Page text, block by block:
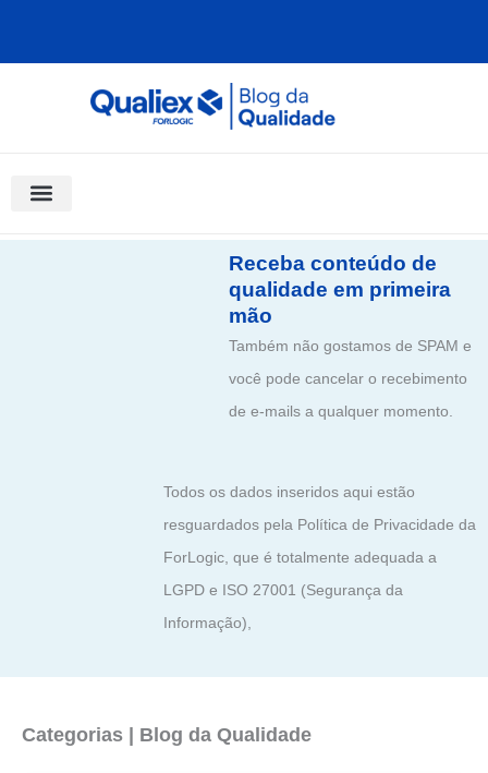
Receba conteúdo de
qualidade em primeira
mão
Também não gostamos de SPAM e
você pode cancelar o recebimento
de e-mails a qualquer momento.
Todos os dados inseridos aqui estão
resguardados pela Política de Privacidade da
ForLogic, que é totalmente adequada a
LGPD e ISO 27001 (Segurança da
Informação),
Categorias | Blog da Qualidade